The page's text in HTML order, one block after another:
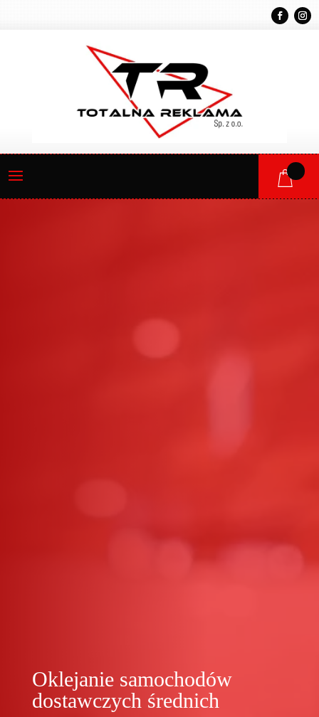
Oklejanie samochodów
dostawczych średnich